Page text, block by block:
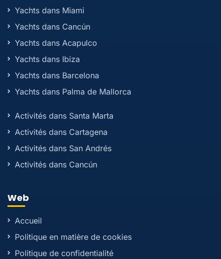
Yachts dans Miami
Yachts dans Cancún
Yachts dans Acapulco
Yachts dans Ibiza
Yachts dans Barcelona
Yachts dans Palma de Mallorca
Activités dans Santa Marta
Activités dans Cartagena
Activités dans San Andrés
Activités dans Cancún
Web
Accueil
Politique en matière de cookies
Politique de confidentialité